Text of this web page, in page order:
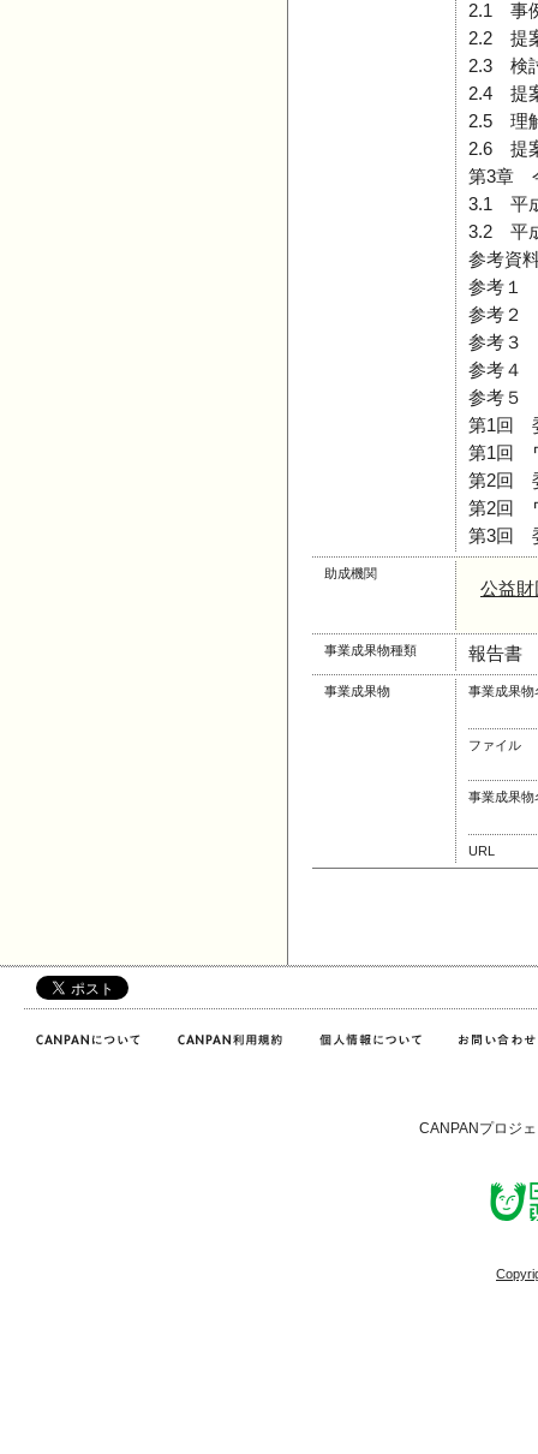
2.1 事
2.2 提
2.3 検
2.4 提
2.5 理
2.6 提
第3章
3.1 平
3.2 平
参考資
参考１
参考２
参考３
参考４
参考５
第1回
第1回
第2回
第2回
第3回
助成機関
公益
事業成果物種類 報告書
事業成果物 事業成果物
ファイル
事業成果物
URL
CANPANプロジ